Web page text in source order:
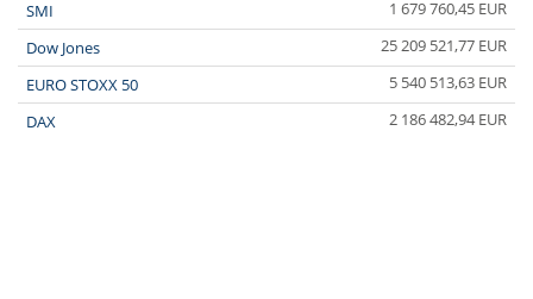
SMI
1 679 760,45 EUR
Dow Jones
25 209 521,77 EUR
EURO STOXX 50
5 540 513,63 EUR
DAX
2 186 482,94 EUR